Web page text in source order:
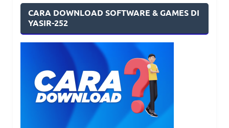
CARA DOWNLOAD SOFTWARE & GAMES DI
YASIR-252